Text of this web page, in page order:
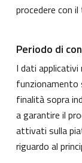
procedere con
Periodo di
I dati
funzionamento
finalità sopra
a garantire il
attivati sulla
riguardo al